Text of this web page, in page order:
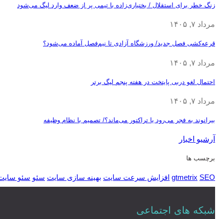
زنگ خطر برای استقلال / بختیاری‌زاده با تیمی پر از ضعف وارد لیگ می‌شود
مرداد ۷, ۱۴۰۵
قرعه‎‌کشی فصل جدید/ ورزشگاه آزادی تا نیم‌فصل آماده می‌شود؟
مرداد ۷, ۱۴۰۵
احتمال لغو دربی پایتخت در هفته پنجم لیگ برتر
مرداد ۷, ۱۴۰۵
بیرانوند به فجر می‌رود یا تراکتور می‌ماند؟/ تصمیم با نظام وظیفه
آرشیو اخبار
برچسب ها
gtmetrix SEO افزایش سرعت سایت بهینه سازی سایت سئو سئو
شبکه های اجتماعی